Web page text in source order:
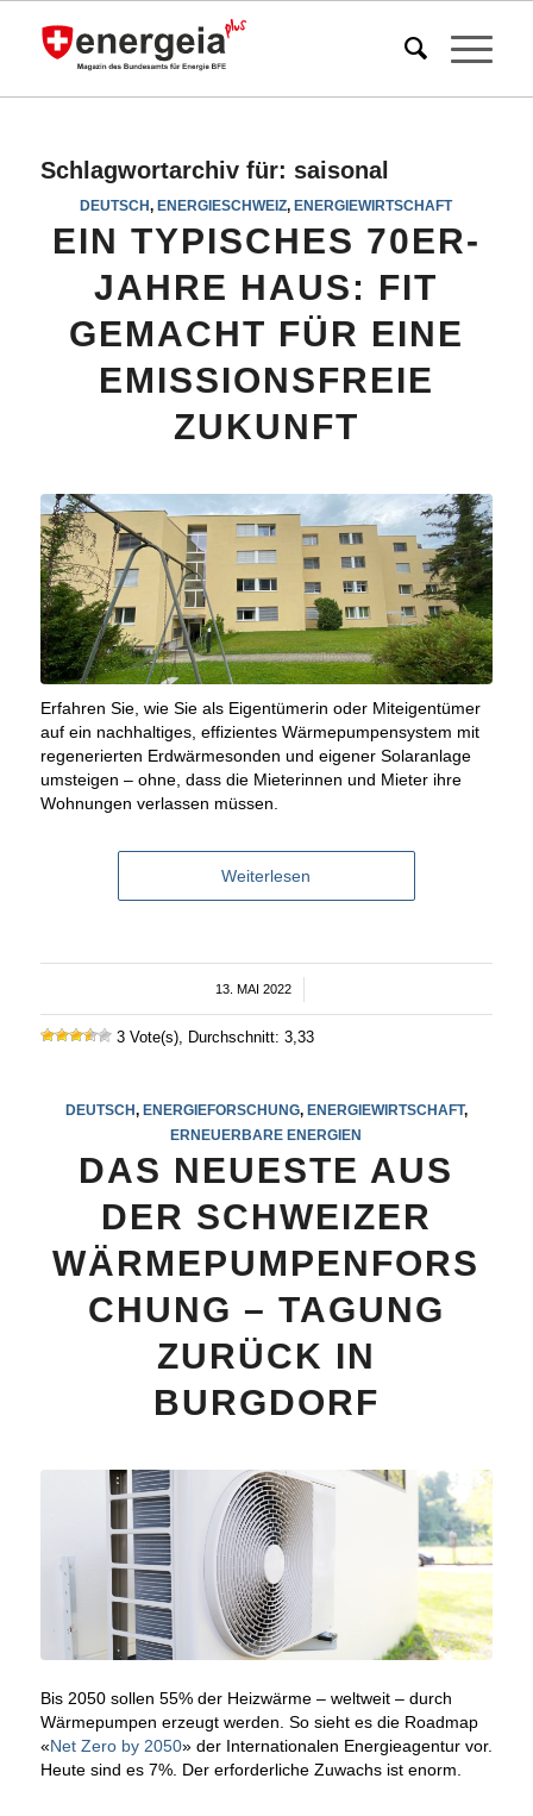
Schlagwortarchiv für: saisonal
DEUTSCH,ENERGIESCHWEIZ,ENERGIEWIRTSCHAFT
EIN TYPISCHES 70ER-
JAHRE HAUS: FIT
GEMACHT FÜR EINE
EMISSIONSFREIE
ZUKUNFT
Erfahren Sie, wie Sie als Eigentümerin oder Miteigentümer
auf ein nachhaltiges, effizientes Wärmepumpensystem mit
regenerierten Erdwärmesonden und eigener Solaranlage
umsteigen – ohne, dass die Mieterinnen und Mieter ihre
Wohnungen verlassen müssen.
Weiterlesen
13. MAI 2022
/
3 Vote(s), Durchschnitt: 3,33
DEUTSCH, ENERGIEFORSCHUNG, ENERGIEWIRTSCHAFT,
ERNEUERBARE ENERGIEN
DAS NEUESTE AUS
DER SCHWEIZER
WÄRMEPUMPENFORS
CHUNG – TAGUNG
ZURÜCK IN
BURGDORF
Bis 2050 sollen 55% der Heizwärme – weltweit – durch
Wärmepumpen erzeugt werden. So sieht es die Roadmap
«Net Zero by 2050» der Internationalen Energieagentur vor.
Heute sind es 7%. Der erforderliche Zuwachs ist enorm.